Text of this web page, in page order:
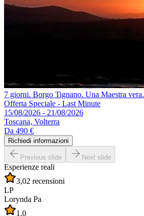
7 giorni. Borgo Tignano. Una Maestra vera.
Offerta Speciale - Last Minute
15/08/2026 - 21/08/2026
Toscana, Volterra
Da 490 €
Richiedi informazioni
Previous slide Next slide
Esperienze reali
3,02 recensioni
LP
Lorynda Pa
1,0